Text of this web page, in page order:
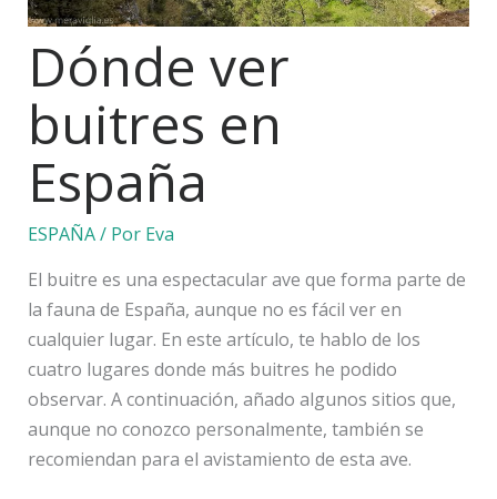
Dónde ver
buitres en
España
ESPAÑA/ Por Eva
El buitre es una espectacular ave que forma parte de
la fauna de España, aunque no es fácil ver en
cualquier lugar. En este artículo, te hablo de los
cuatro lugares donde más buitres he podido
observar. A continuación, añado algunos sitios que,
aunque no conozco personalmente, también se
recomiendan para el avistamiento de esta ave.